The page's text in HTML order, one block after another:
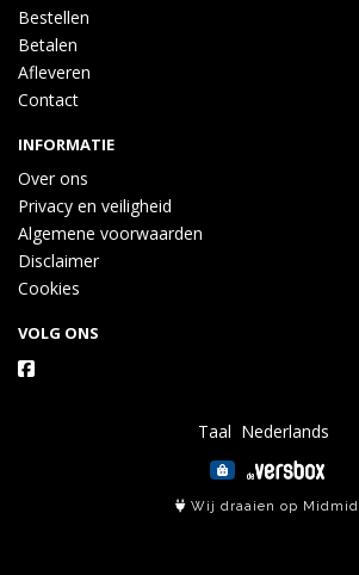
Bestellen
Betalen
Afleveren
Contact
INFORMATIE
Over ons
Privacy en veiligheid
Algemene voorwaarden
Disclaimer
Cookies
VOLG ONS
Taal
Wij draaien op Midmid